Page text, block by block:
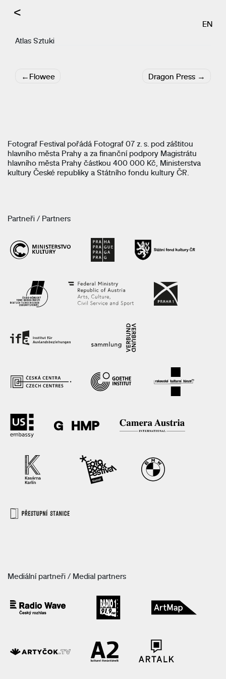
<
EN
Atlas Sztuki
Navigace
pro
Flowee Dragon Press
Fotograf Festival pořádá Fotograf 07 z. s. pod záštitou
hlavního města Prahy a za finanční podpory Magistrátu
hlavního města Prahy částkou 400 000 Kč, Ministerstva
kultury České republiky a Státního fondu kultury ČR.
Partneři / Partners
Mediální partneři / Medial partners